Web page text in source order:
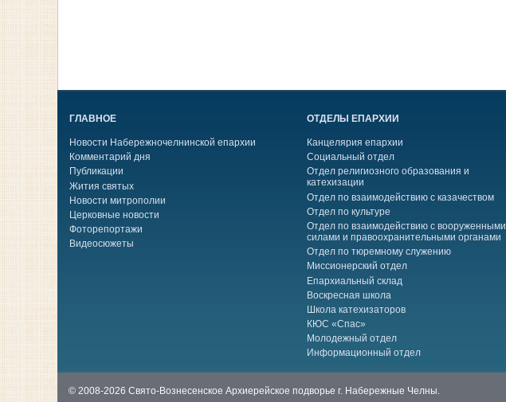
ГЛАВНОЕ
Новости Набережночелнинской епархии
Комментарий дня
Публикации
Жития святых
Новости митрополии
Церковные новости
Фоторепортажи
Видеосюжеты
ОТДЕЛЫ ЕПАРХИИ
Канцелярия епархии
Социальный отдел
Отдел религиозного образования и
катехизации
Отдел по взаимодействию с казачеством
Отдел по культуре
Отдел по взаимодействию с вооруженными
силами и правоохранительными органами
Отдел по тюремному служению
Миссионерский отдел
Епархиальный склад
Воскресная школа
Школа катехизаторов
КЮС «Спас»
Молодежный отдел
Информационный отдел
© 2008-2026 Свято-Вознесенское Архиерейское подворье г. Набережные Челны.